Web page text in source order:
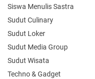
Siswa Menulis Sastra
Sudut Culinary
Sudut Loker
Sudut Media Group
Sudut Wisata
Techno & Gadget